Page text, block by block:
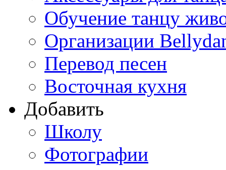
Обучение танцу
Организации
Перевод песен
Восточная кухня
Добавить
Школу
Фотографии